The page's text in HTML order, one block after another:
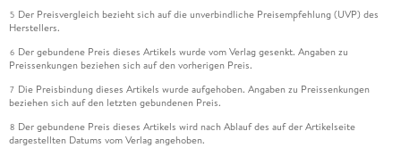
5 Der Preisvergleich bezieht sich auf die unverbindliche Preisempfehlung (UVP) des
Herstellers.
6 Der gebundene Preis dieses Artikels wurde vom Verlag gesenkt. Angaben zu
Preissenkungen beziehen sich auf den vorherigen Preis.
7 Die Preisbindung dieses Artikels wurde aufgehoben. Angaben zu Preissenkungen
beziehen sich auf den letzten gebundenen Preis.
8 Der gebundene Preis dieses Artikels wird nach Ablauf des auf der Artikelseite
dargestellten Datums vom Verlag angehoben.